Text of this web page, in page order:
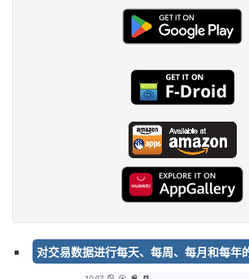
对交易数据进行每天、每周、每月和每年